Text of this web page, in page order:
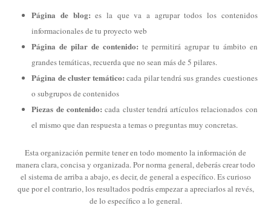
Página de blog: es la que va a agrupar todos los contenidos
informacionales de tu proyecto web
Página de pilar de contenido: te permitirá agrupar tu ámbito en
grandes temáticas, recuerda que no sean más de 5 pilares.
Página de cluster temático: cada pilar tendrá sus grandes cuestiones
o subgrupos de contenidos
Piezas de contenido: cada cluster tendrá artículos relacionados con
el mismo que dan respuesta a temas o preguntas muy concretas.
Esta organización permite tener en todo momento la información de
manera clara, concisa y organizada. Por norma general, deberás crear todo
el sistema de arriba a abajo, es decir, de general a específico. Es curioso
que por el contrario, los resultados podrás empezar a apreciarlos al revés,
de lo específico a lo general.